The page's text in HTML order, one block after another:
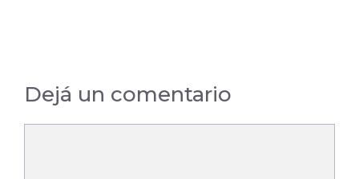
Dejá un comentario